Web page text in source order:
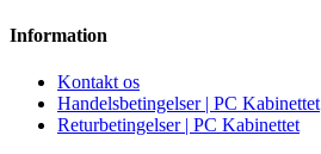
Information
Kontakt os
Handelsbetingelser | PC Kabinettet
Returbetingelser | PC Kabinettet